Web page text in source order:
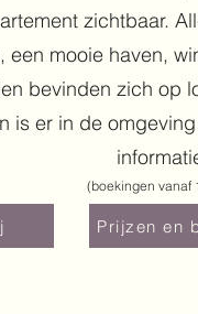
zichtbaar.
een mooie haven,
bevinden zich op
is er in de
​​(boekingen vanaf
Prijzen en